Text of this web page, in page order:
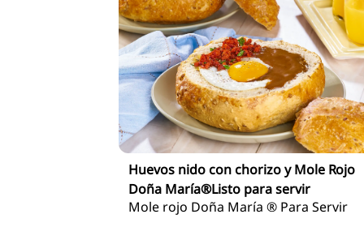
Huevos nido con chorizo y Mole Rojo
Doña María®Listo para servir
Mole rojo Doña María ® Para Servir